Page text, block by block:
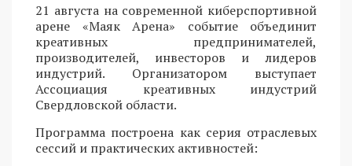
21 августа на современной киберспортивной
арене «Маяк Арена» событие объединит
креативных предпринимателей,
производителей, инвесторов и лидеров
индустрий. Организатором выступает
Ассоциация креативных индустрий
Свердловской области.
Программа построена как серия отраслевых
сессий и практических активностей: